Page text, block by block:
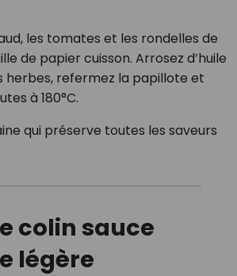
les tomates et les rondelles de
de papier cuisson. Arrosez d’huile
herbes, refermez la papillote et
à 180°C.
qui préserve toutes les saveurs
colin sauce
légère